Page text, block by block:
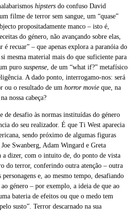
hipsters do confuso David
filme de terror sem sangue, um “quase”
propositadamente manco – isto é,
do género, não avançando sobre elas,
é recuar” – que apenas explora a paranóia do
mesma material mais do que suficiente para
puro suspense , de um “what if?” metafísico
A dado ponto, interrogamo-nos: será
ou o resultado de um horror movie que, na
nossa cabeça?
de desafio às normas instituídas do género
do seu realizador. É que Ti West aparecia
sendo próximo de algumas figuras
Swanberg, Adam Wingard e Greta
a dizer, com o intuito de, do ponto de vista
do terror, conferindo outra atenção – outra
personagens e, ao mesmo tempo, desafiando
ao género – por exemplo, a ideia de que ao
bateria de efeitos ou que o medo tem
susto”. Terror descarnado na sua